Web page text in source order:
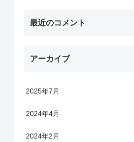
最近のコメント
アーカイブ
2025年7月
2024年4月
2024年2月